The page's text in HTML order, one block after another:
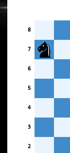
8
7
6
5
4
3
2